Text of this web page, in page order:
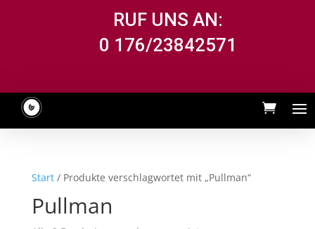
RUF UNS AN:
0 176/23842571
Start/ Produkte verschlagwortet mit „Pullman“
Pullman